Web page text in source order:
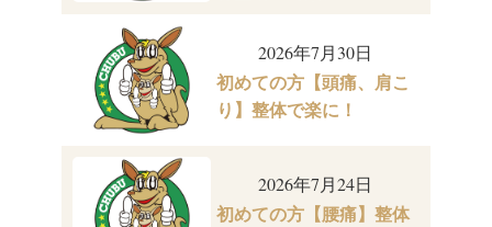
2026年7月30日
初めての方【頭痛、肩こ
り】整体で楽に！
2026年7月24日
初めての方【腰痛】整体